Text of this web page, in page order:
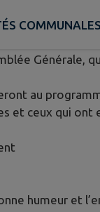
COMMUNALES
Générale,
au
et ceux qui ont
humeur et